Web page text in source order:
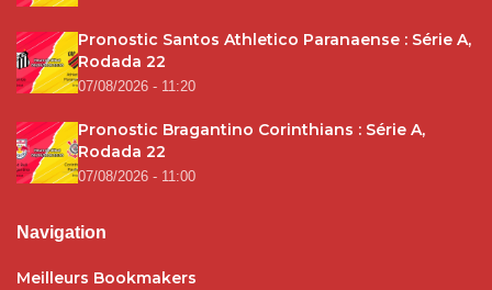
Pronostic Santos Athletico Paranaense : Série A,
Rodada 22
07/08/2026 - 11:20
Pronostic Bragantino Corinthians : Série A,
Rodada 22
07/08/2026 - 11:00
Navigation
Meilleurs Bookmakers